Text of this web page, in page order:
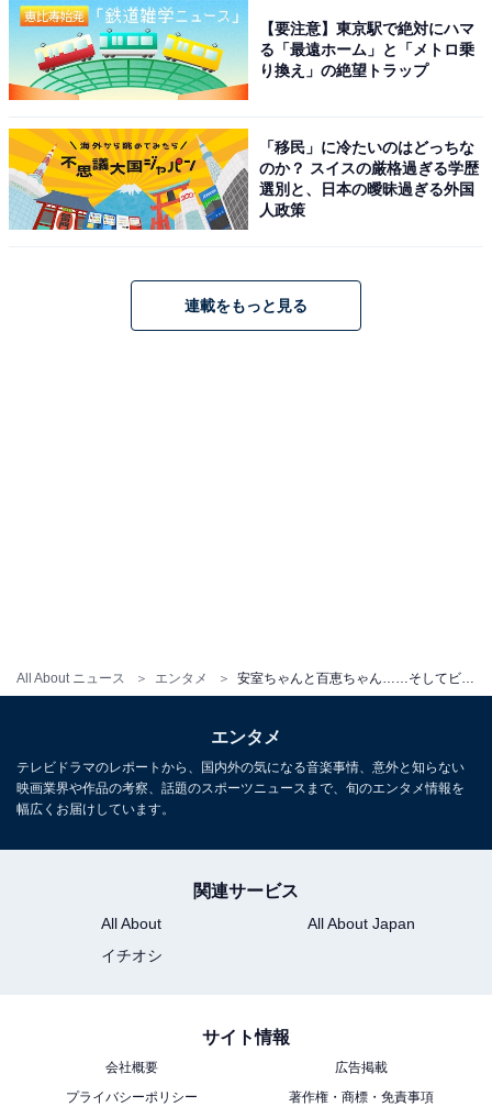
All About ニュース エンタメ
わけで、だからこそ「山口百恵」は風化することなく、
なお伝説として語り継がれていくのです。
滅”してこそ、よりいっそう肥大化する性質があります。
ビートルズは再結成しなかった（できなかった）からこ
そ伝説になった。日本のアーティストで例えるなら、尾
しメディアに顔を晒したりしているせいか、少々レジェ
ンド性は弱い気がします。
最後に。誤解のないよう、念のためつけ加えておきます
ークを過ぎてもステージに立つことをやめないアーティ
ストだとか、老体に鞭を打ちながら、ときにはボーカル
をすげ替えてまで世界ツアーに挑む、かつての大御所バ
惜しみないリスペクトの意を、皮肉でもなんでもなく感
じてやまないのです。
【要注意】東京駅で絶対にハマ
る「最遠ホーム」と「メトロ乗
り換え」の絶望トラップ
「移民」に冷たいのはどっちな
のか？ スイスの厳格過ぎる学歴
選別と、日本の曖昧過ぎる外国
人政策
連載をもっと見る
エンタメ
テレビドラマのレポートから、国内外の気になる音楽事情、意外と知らない
映画業界や作品の考察、話題のスポーツニュースまで、旬のエンタメ情報を
幅広くお届けしています。
関連サービス
All About
All About Japan
イチオシ
サイト情報
会社概要
広告掲載
プライバシーポリシー
著作権・商標・免責事項